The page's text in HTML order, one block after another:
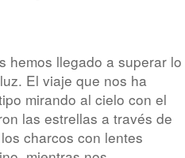
hemos llegado a superar lo
El viaje que nos ha
mirando al cielo con el
las estrellas a través de
charcos con lentes